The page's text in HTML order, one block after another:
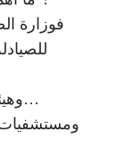
فوزارة
وهيئة المعاهد والمستشفيات التعليمية كذلك…
ومستشفيات